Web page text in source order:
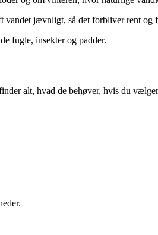
vandet jævnligt, så det forbliver rent og
fugle, insekter og padder.
alt, hvad de behøver, hvis du